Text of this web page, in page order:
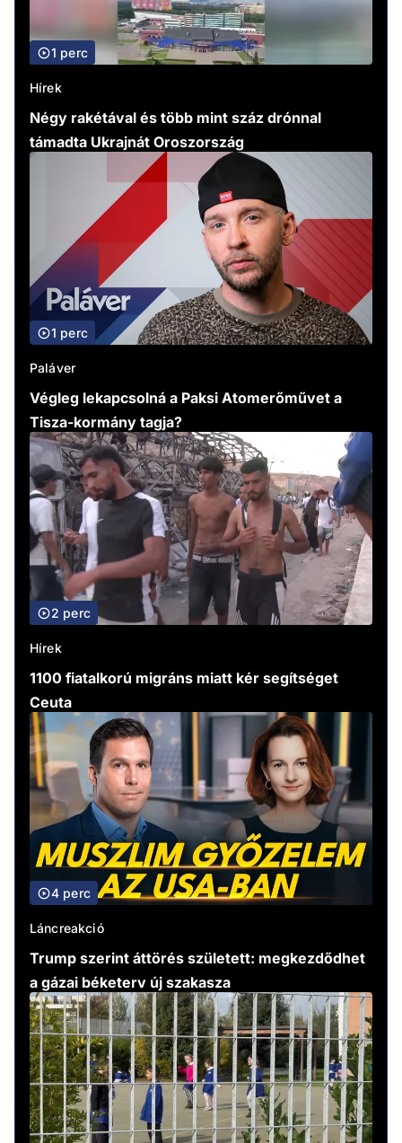
1 perc
Hírek
Négy rakétával és több mint száz drónnal
támadta Ukrajnát Oroszország
1 perc
Paláver
Végleg lekapcsolná a Paksi Atomerőművet a
Tisza-kormány tagja?
2 perc
Hírek
1100 fiatalkorú migráns miatt kér segítséget
Ceuta
4 perc
Láncreakció
Trump szerint áttörés született: megkezdődhet
a gázai béketerv új szakasza